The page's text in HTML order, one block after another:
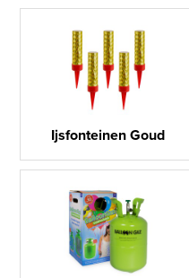
Ijsfonteinen Goud